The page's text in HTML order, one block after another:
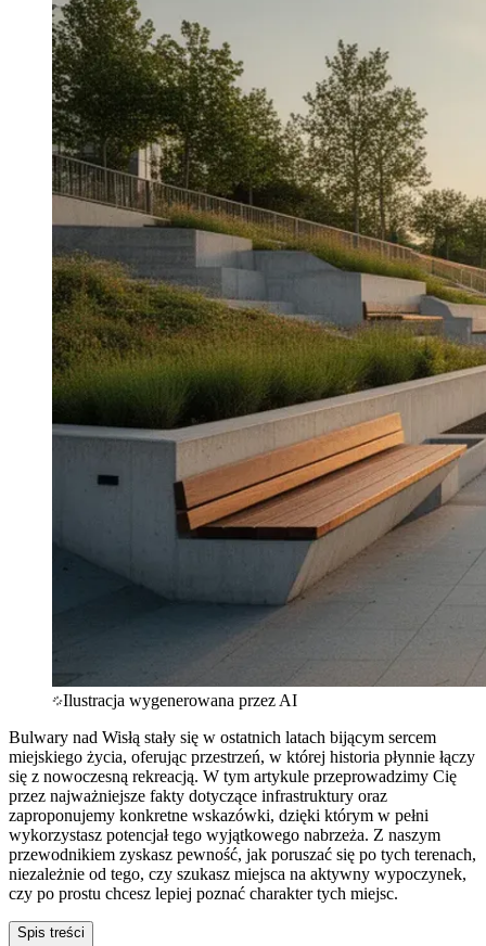
Ilustracja wygenerowana przez AI
Bulwary nad Wisłą stały się w ostatnich latach bijącym sercem
miejskiego życia, oferując przestrzeń, w której historia płynnie łączy
się z nowoczesną rekreacją. W tym artykule przeprowadzimy Cię
przez najważniejsze fakty dotyczące infrastruktury oraz
zaproponujemy konkretne wskazówki, dzięki którym w pełni
wykorzystasz potencjał tego wyjątkowego nabrzeża. Z naszym
przewodnikiem zyskasz pewność, jak poruszać się po tych terenach,
niezależnie od tego, czy szukasz miejsca na aktywny wypoczynek,
czy po prostu chcesz lepiej poznać charakter tych miejsc.
Spis treści